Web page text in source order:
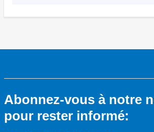
Abonnez-vous à notre
pour rester informé: